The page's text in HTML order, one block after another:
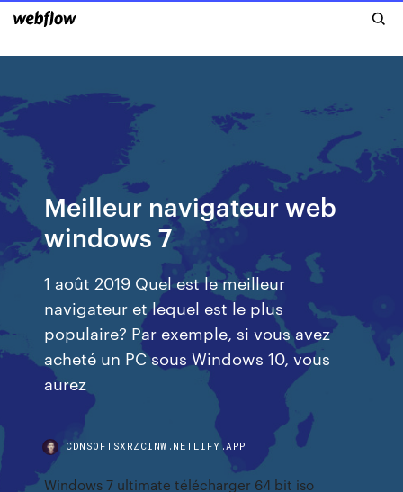
Meilleur navigateur web
windows 7
1 août 2019 Quel est le meilleur
navigateur et lequel est le plus
populaire? Par exemple, si vous avez
acheté un PC sous Windows 10, vous
aurez
CDNSOFTSXRZCINW.NETLIFY.APP
Windows 7 ultimate télécharger 64 bit iso